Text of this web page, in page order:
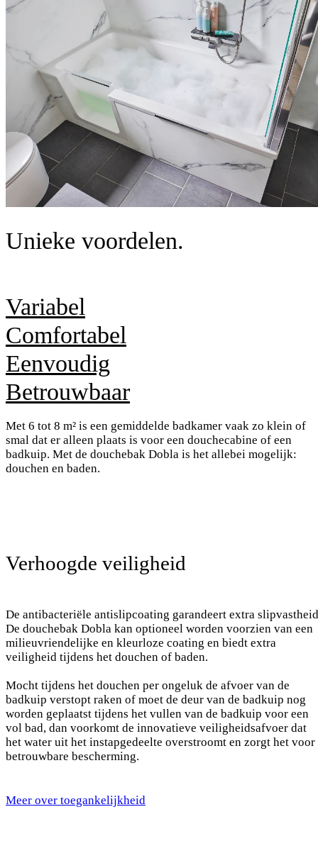
Unieke voordelen.
Variabel
Met 6 tot 8 m² is een gemiddelde badkamer vaak zo klein of
smal dat er alleen plaats is voor een douchecabine of een
badkuip. Met de douchebak Dobla is het allebei mogelijk:
douchen en baden.
Comfortabel
Eenvoudig
Betrouwbaar
Verhoogde veiligheid
De antibacteriële antislipcoating garandeert extra
De douchebak Dobla kan optioneel worden voorzien van een
milieuvriendelijke en kleurloze coating en biedt extra
veiligheid tijdens het douchen of baden.
Mocht tijdens het douchen per ongeluk de afvoer van de
badkuip verstopt raken of moet de deur van de badkuip nog
worden geplaatst tijdens het vullen van de badkuip voor een
vol bad, dan voorkomt de innovatieve veiligheidsafvoer dat
het water uit het instapgedeelte overstroomt en zorgt het voor
betrouwbare bescherming.
Meer over toegankelijkheid